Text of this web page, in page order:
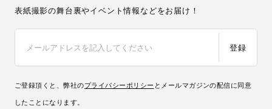
表紙撮影の舞台裏やイベント情報などをお届け！
登録
ご登録頂くと、弊社のプライバシーポリシー とメールマガジンの配信に同意
したことになります。